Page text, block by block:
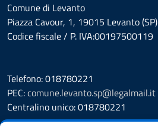
Comune di Levanto
Piazza Cavour, 1, 19015 Levanto (SP)
Codice fiscale / P. IVA:00197500119
Telefono: 018780221
PEC:comune.levanto.sp@legalmail.it
Centralino unico: 018780221